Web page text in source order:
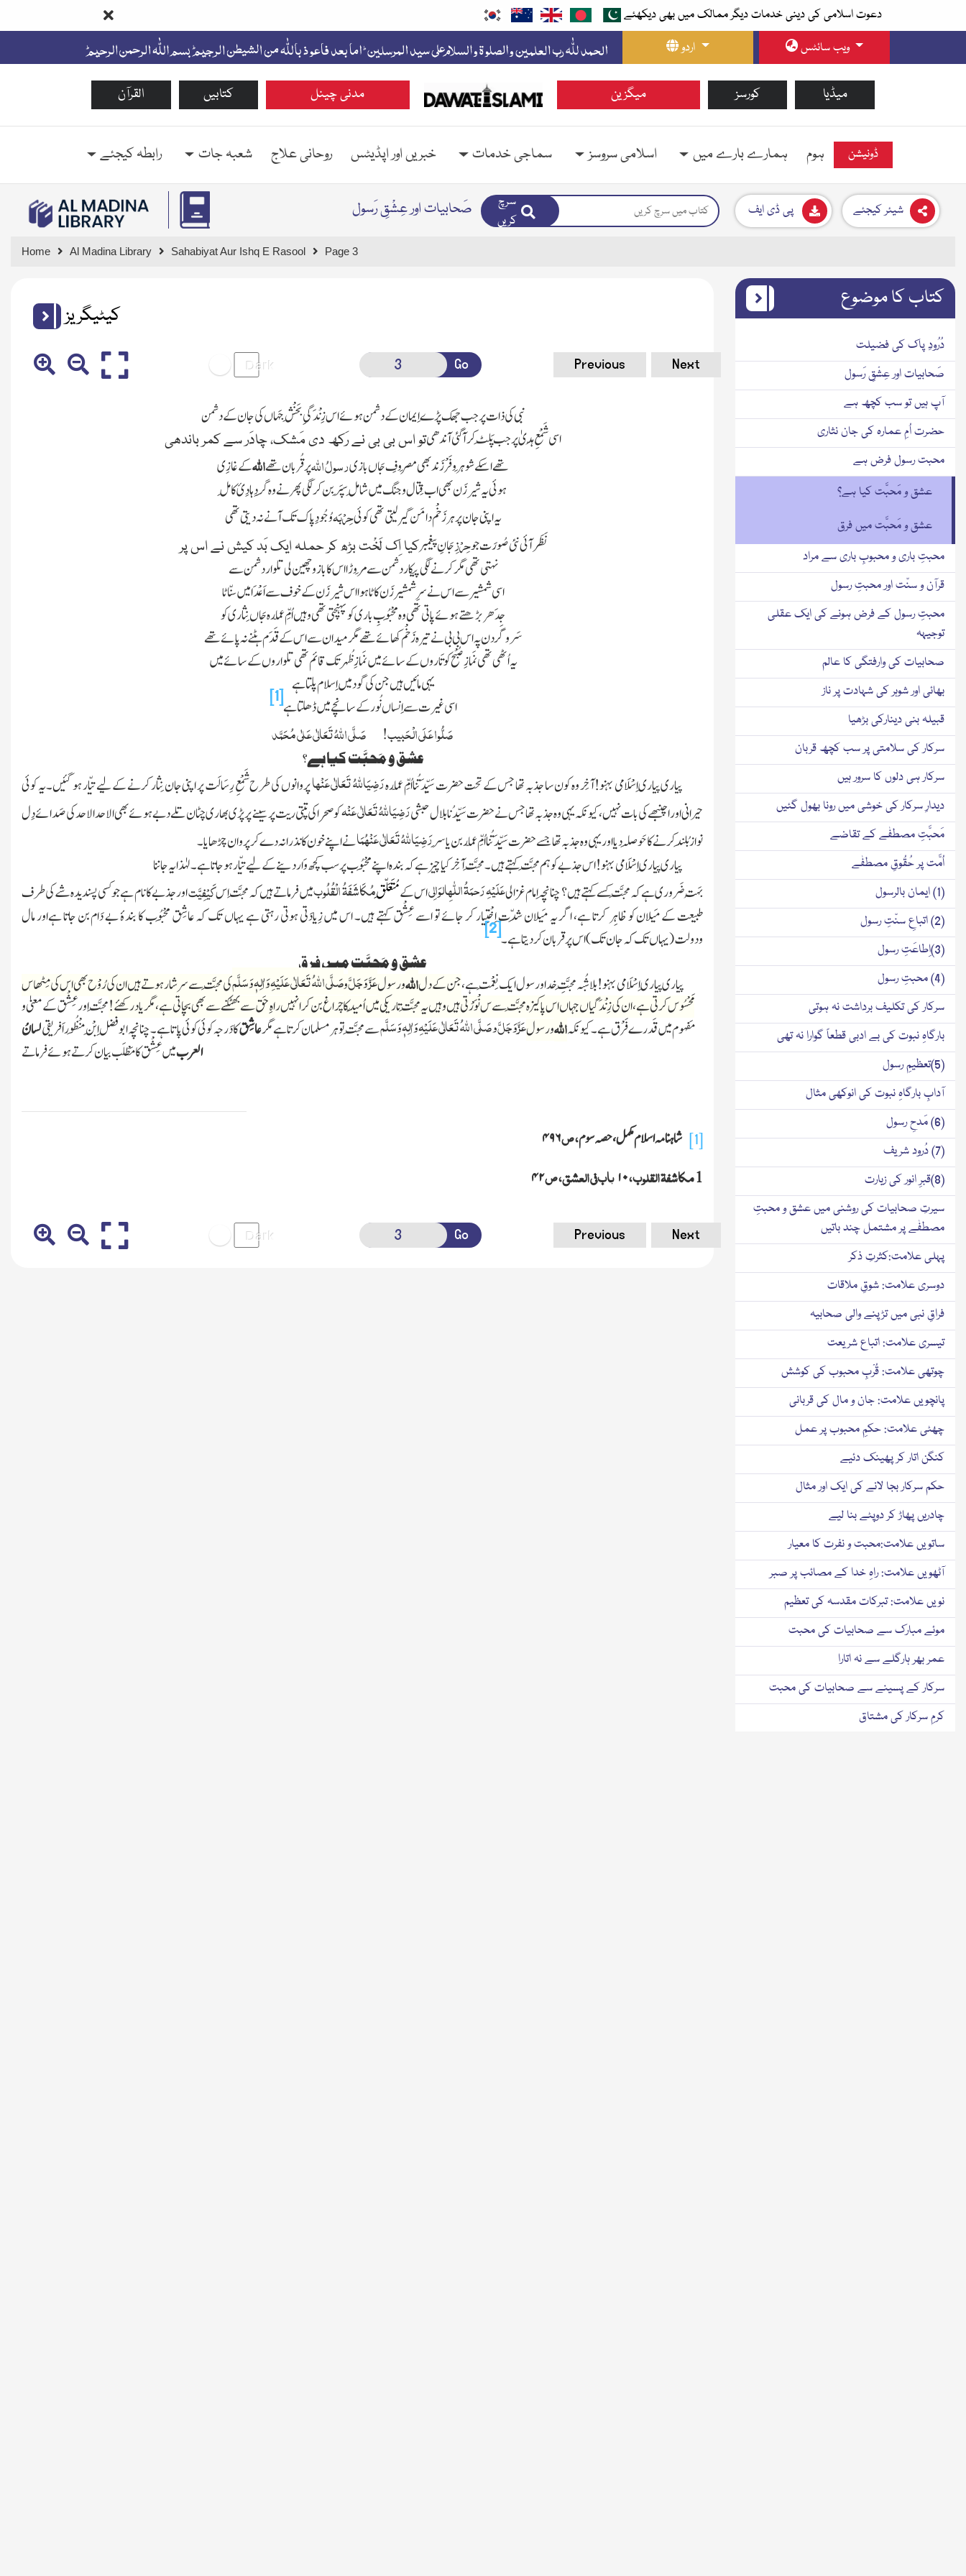
دعوت اسلامی کی دینی خدمات دیگر ممالک میں بھی دیکھئے
اردو
ویب سائٹس
القرآن کتابیں مدنی چینل میگزین کورسز میڈیا
ہوم ہمارے بارے میں اسلامی سروسز سماجی خدمات خبریں اور اپڈیٹس روحانی علاج شعبہ جات رابطہ کیجئے ڈونیشن
صَحابیات اور عِشْقِ رَسول
سرچ
کریں
پی ڈی ایف شیئر کیجئے
Home Al Madina Library Sahabiyat Aur Ishq E Rasool Page 3
کیٹیگریز
Go Previous Next
نبی کی ذات پر جب جھک پڑے اِیمان کے دشمن ہوئے اس زِنْدَگیِ بَخْشِ جَہاں کی جان کے دشمن
اسی شَمْعِ ہُدیٰ پر جب پَلَٹ کر آ گئی آندھیتو اس بی بی نے رَکھ دی مَشک، چادَر سے کمر باندھی
تھے اسکے شوہَر و فَرْزَند بھی مَصروفِ جَاں بازیرسولُ اللہپر قُربان تھےاللہکے غازِی
ہوئی یہ شیر زَن بھی اب قِتال و جنگ میں شامِل سِپَر بن کر لگی پھرنے وہ گِردِ ہادِیٔ کامِل
یہ اپنی جان پر ہر زَخْم دامَن گیر لیتی تھی کوئیحِرْبَہوُجُودِ پاک تک آنے نہ دیتی تھی
نَظَر آئی نئی صُورَت جوحِرْزِجَانِ پیغمبرکیا اِک لَخْت بڑھ کر حملہ ایک بَد کیش نے اس پر
نہتی تھی مگر کرنے لگی پیکار دشمن سے مَروڑا اس کا بازو چھین لی تلوار دشمن سے
اسی شمشیر سے اس نے سرِ شمشیرزَن کاٹاہوا اس شیر زَن کے خوف سے اَعْدَا میں سنّاٹا
جِدَھر بڑھتے ہوئے پاتی تھی وہ مَحْبُوبِ باری کو پہنچتی تھی وہیں اُمِّ عمّارہ جَاں نِثاری کو
سَر و گردن پہ اس بی بی نے تیرہ زَخْم کھائے تھےمگر میدان سے اس کے قَدَم ہٹنے نہ پائے تھے
یہ اُٹھی تھی نَمازِ صُبْح کو تَاروں کے سائے میںنَمازِ ظُہر تک قائم تھی تلواروں کے سائے میں
یہی مائیں ہیں جن کی گود میں اِسلام پلتا ہے
اسی غیرت سے اِنساں نُور کے سانچے میں ڈھلتاہے[1]
صَلُّوا عَلَی الْحَبیب! صَلَّیاللّٰہُتَعَالٰی عَلٰی مُحَمَّد
عشق و مَحبَّت کیا ہے؟
پیاری پیاری اِسْلَامی بہنو!آخِر وہ کون سا جذبہ تھا جس کے تحت حضرت سَیِّدَتُنا اُمِّ عمّارہرَضِیَاللّٰہُتَعَالٰی عَنْہاپروانوں کی طرح شَمْعِ رِسَالَت پر اپنی جان نِثار کرنے کے لیےتیّارہو گئیں۔ یہ کوئی
حیرانی اور اچنبھے کی بات نہیں، کیونکہ یہی وہ جذبہ تھا جس نے حضرتسَیِّدُنابلال حبشیرَضِیَاللّٰہُتَعَالٰی عَنْہکو صحرا کی تپتی ریت پر سینے پر پڑی بھاری چٹان تلے دبے ہوئے بھی الاحد الاحد کی صَدائے دِل
نوازبُلَندکرنے کا حَوصِلہ دیا اور یہی وہ جذبہ تھا جسے حضرت سَیِّدَتُنا اُمِّ عمّار بن یاسِررَضِیَاللّٰہُتَعَالٰی عَنْہُمَانے اپنے خون کا نذرانہ دے کر پروان چڑھایا ۔
پیاری پیاری اِسْلَامی بہنو!اس جذبے کو ہم مَحبَّت کہتے ہیں۔ مَحبَّت آخِر کیا چیز ہے کہ بندہ اپنے مَحْبُوب پر سب کچھ وار دینے کے لیےتیّارہو جاتا ہے۔ لہٰذا یہ جاننا
بَہُت ضَروری ہے کہ مَحبَّت کسے کہتے ہیں؟ چنانچہ اِمام غزالیعَلَیْہِ رَحمَۃُاللّٰہِالوَالِیاس کےمُتَعَلِّقمُکَاشَفَۃُ الْقُلُوبمیں فرماتے ہیں کہ مَحبَّت اسکَیْفِیَّتاور جذبے کا نام ہے جو کسی پسندیدہ شے کی طرف
طبیعت کے مَیلان کوظاہِرکرتا ہے، اگر یہ مَیلان شِدّت اِخْتِیار کر جائے تو اسے عِشْق کہتے ہیں۔ اس میںزِیادَتیہوتی رہتی ہے یہاں تک کہ عاشِقمَحْبُوبکا بندۂ بے دَام بن جاتا ہےاور مال
ودولت(یہاں تک کہ جان تک)اس پر قربان کر دیتا ہے۔[2]
عشق و مَحبَّت میں فرق
پیاری پیاری اِسْلَامی بہنو!بلاشُبہ مَحبَّتِ خدا و رسول ایک نِعْمَت ہے،جن کے دلاللہو رسولعَزَّ وَجَلَّوصَلَّیاللّٰہُ تَعَالٰی عَلَیْہِ وَاٰلِہٖ وَسَلَّمکی مَحبَّت سے سرشار ہوتے ہیں ان کی رُوْح بھی اس کی مِٹھاس
مَحْسُوس کرتی ہے، ان کیزِنْدَگیاں جہاں اس پاکیزہ مَحبَّت سےسنْوَرْتی ہیں وہیں یہ مَحبَّت تاریکی میں اُمِّید کا چراغ بن کر انہیں راہِ حَق سے بھٹکنے سے بھی بچاتی ہے، مگر یاد رکھئے!مَحبَّت اور عِشْق کے معنیٰ و
مَفہوم میں قَدرےفَرْقہے۔ کیونکہاللہو رسولعَزَّ وَجَلَّ و صَلَّیاللّٰہُ تَعَالٰی عَلَیْہِ وَاٰلِہٖ وَسَلَّمسے مَحبَّت تو ہر مسلمانکرتا ہے مگرعاشِقکا دَرجہ کوئی کوئی پاتا ہے۔چنانچہ ابو فضل اِبْنِ مَنْظُور اَفریقیلسانُ
العربمیںعِشْقکا مَطْلَب بیان کرتے ہوئے فرماتے
[1] شاہنامہ اسلام مکمل، حصہ سوم، ص۴۹۶
1مکاشفة القلوب،۱۰ باب فی العشق، ص۴۲
Go Previous Next
کتاب کا موضوع
دُرُودِ پاک کی فضیلت
صَحابیات اور عِشْقِ رَسول
آپ ہیں تو سب کچھ ہے
حضرت اُمِ عمارہ کی جان نثاری
محبت رسول فرض ہے
عشق و مَحبَّت کیا ہے؟
عشق و مَحبَّت میں فرق
محبتِ باری و محبوبِ باری سے مراد
قرآن و سنّت اور محبتِ رسول
محبتِ رسول کے فرض ہونے کی ایک عقلی
توجیہہ
صحابیات کی وارفتگی کا عالم
بھائی اور شوہر کی شہادت پر ناز
قبیلہ بنی دینارکی بڑھیا
سرکار کی سلامتی پر سب کچھ قربان
سرکار ہی دلوں کا سرور ہیں
دیدارِ سرکار کی خوشی میں رونا بھول گئیں
مَحبَّتِ مصطفٰے کے تقاضے
اُمَّت پر حُقُوقِ مصطفٰے
(1) ایمان بالرسول
(2) اتباعِ سنّتِ رسول
(3)اِطاعَتِ رسول
(4) محبتِ رسول
سرکار کی تکلیف برداشت نہ ہوتی
بارگاہِ نبوت کی بے ادبی قطعاً گوارا نہ تھی
(5)تعظیمِ رسول
آدابِ بارگاہِ نبوت کی انوکھی مثال
(6) مَدحِ رسول
(7) دُرود شریف
(8)قبرِ انور کی زیارت
سیرتِ صحابیات کی روشنی میں عشق و محبتِ
مصطفٰے پر مشتمل چند باتیں
پہلی علامت:کثرتِ ذکر
دوسری علامت: شوقِ ملاقات
فراقِ نبی میں تڑپنے والی صحابیہ
تیسری علامت: اتباع شریعت
چوتھی علامت: قُرْبِ محبوب کی کوشش
پانچویں علامت: جان و مال کی قربانی
چھٹی علامت: حکمِ محبوب پر عمل
کنگن اتار کر پھینک دئیے
حکم سرکار بجا لانے کی ایک اور مثال
چادریں پھاڑ کر دوپٹے بنا لیے
ساتویں علامت:محبت و نفرت کا معیار
آٹھویں علامت: راہِ خدا کے مصائب پر صبر
نویں علامت: تبرکات مقدسہ کی تعظیم
موئے مبارک سے صحابیات کی محبت
عمر بھر ہارگلے سے نہ اتارا
سرکار کے پسینے سے صحابیات کی محبت
کرمِ سرکار کی مشتاق